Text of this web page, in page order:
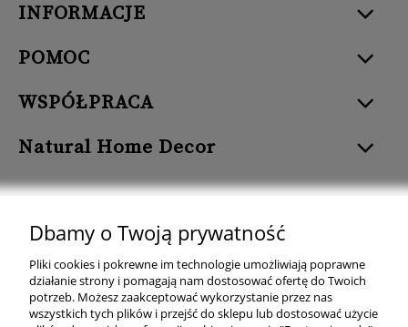
INFORMACJE
POMOC
WSPÓŁPRACA
Natural Home Decor
Natural Home Decor | E-mail: sklep at naturalhomedecor.pl | Tel.:
507 707 299
| NIP: 7971800592 | REGON: 381429127
Copyright © 2026 - Naturalhomedecor.pl
Dbamy o Twoją prywatność
Pliki cookies i pokrewne im technologie umożliwiają poprawne
działanie strony i pomagają nam dostosować ofertę do Twoich
potrzeb. Możesz zaakceptować wykorzystanie przez nas
wszystkich tych plików i przejść do sklepu lub dostosować użycie